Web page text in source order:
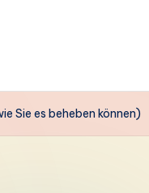
Sie es beheben können)